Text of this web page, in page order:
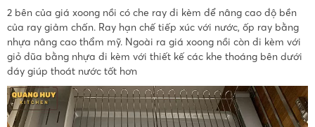
2 bên của giá xoong nồi có che ray đi kèm để nâng cao độ bền
của ray giảm chấn. Ray hạn chế tiếp xúc với nước, ốp ray bằng
nhựa nâng cao thẩm mỹ. Ngoài ra giá xoong nồi còn đi kèm với
giỏ đũa bằng nhựa đi kèm với thiết kế các khe thoáng bên dưới
đáy giúp thoát nước tốt hơn